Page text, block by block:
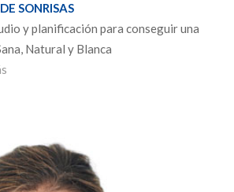
SONRISAS
y planificación para conseguir una
Natural y Blanca